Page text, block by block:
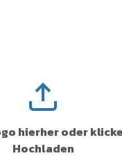
hierher oder
Hochladen